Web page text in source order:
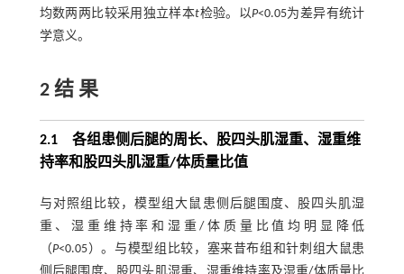
均数两两比较采用独立样本t检验。以P<0.05为差异有统计
学意义。
2 结 果
2.1 各组患侧后腿的周长、股四头肌湿重、湿重维
持率和股四头肌湿重/体质量比值
与对照组比较，模型组大鼠患侧后腿围度、股四头肌湿
重、湿重维持率和湿重/体质量比值均明显降低
（P<0.05）。与模型组比较，塞来昔布组和针刺组大鼠患